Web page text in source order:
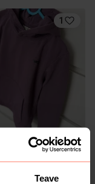
Teave
1
110/116